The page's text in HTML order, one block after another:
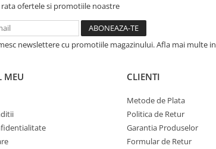
rata ofertele si promotiile noastre
newslettere cu promotiile magazinului. Afla mai multe in
MEU CLIENTI
Metode de Plata
Politica de Retur
Garantia Produselor
Formular de Retur